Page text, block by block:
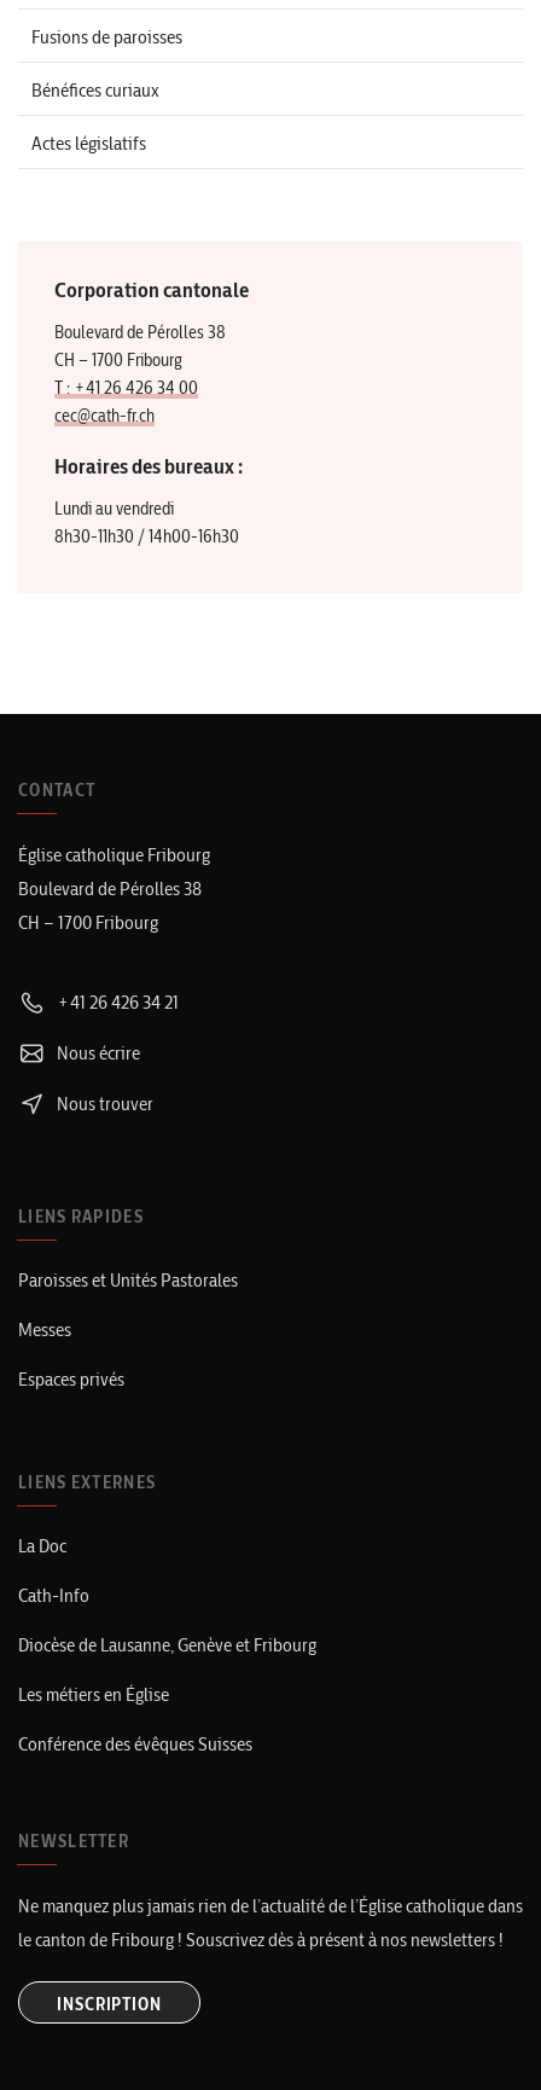
Fusions de paroisses
Bénéfices curiaux
Actes législatifs
Corporation cantonale
Boulevard de Pérolles 38
CH – 1700 Fribourg
T : +41 26 426 34 00
cec@cath-fr.ch
Horaires des bureaux :
Lundi au vendredi
8h30-11h30 / 14h00-16h30
CONTACT
Église catholique Fribourg
Boulevard de Pérolles 38
CH – 1700 Fribourg
+41 26 426 34 21
Nous écrire
Nous trouver
LIENS RAPIDES
Paroisses et Unités Pastorales
Messes
Espaces privés
LIENS EXTERNES
La Doc
Cath-Info
Diocèse de Lausanne, Genève et Fribourg
Les métiers en Église
Conférence des évêques Suisses
NEWSLETTER
Ne manquez plus jamais rien de l’actualité de l’Église catholique dans
le canton de Fribourg ! Souscrivez dès à présent à nos newsletters !
INSCRIPTION